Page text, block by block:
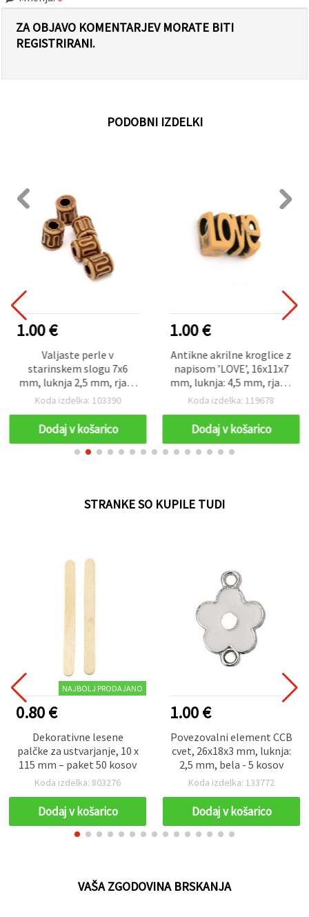
ZA OBJAVO KOMENTARJEV MORATE BITI
REGISTRIRANI.
PODOBNI IZDELKI
1.00 €
Valjaste perle v
starinskem slogu 7x6
mm, luknja 2,5 mm, rjave
- 50 g (~340 kosov)
Koda izdelka: 103390
Dodaj v košarico
1.00 €
Antikne akrilne kroglice z
napisom ’LOVE’, 16x11x7
mm, luknja: 4,5 mm, rjave,
50 g (~66 kosov)
Koda izdelka: 119678
Dodaj v košarico
STRANKE SO KUPILE TUDI
NAJBOLJ PRODAJANO
0.80 €
Dekorativne lesene
palčke za ustvarjanje, 10 x
115 mm – paket 50 kosov
Koda izdelka: 803276
Dodaj v košarico
1.00 €
Povezovalni element CCB
cvet, 26x18x3 mm, luknja:
2,5 mm, bela - 5 kosov
Koda izdelka: 133772
Dodaj v košarico
VAŠA ZGODOVINA BRSKANJA